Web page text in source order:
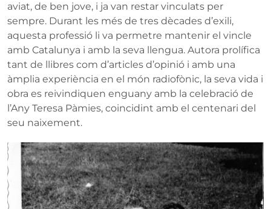
aviat, de ben jove, i ja van restar vinculats per
sempre. Durant les més de tres dècades d’exili,
aquesta professió li va permetre mantenir el vincle
amb Catalunya i amb la seva llengua. Autora prolífica
tant de llibres com d’articles d’opinió i amb una
àmplia experiència en el món radiofònic, la seva vida i
obra es reivindiquen enguany amb la celebració de
l’Any Teresa Pàmies, coincidint amb el centenari del
seu naixement.